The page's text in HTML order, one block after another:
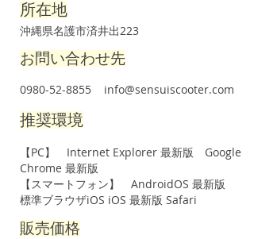
所在地
沖縄県名護市済井出223
お問い合わせ先
0980-52-8855 info@sensuiscooter.com
推奨環境
【PC】 Internet Explorer 最新版 Google
Chrome 最新版
【スマートフォン】 AndroidOS 最新版
標準ブラウザiOS iOS 最新版 Safari
販売価格